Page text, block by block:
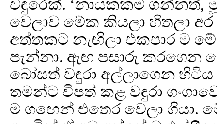
වඳුරෙක්. ‘නායකකම
වෙලාව මේක කියලා හිතලා
අත්තකට නැඟිලා එකපාර ම
පැන්නා. ඇඟ පසාරු කරගෙන
බෝසත් වඳුරා අල්ලාගෙන හිටිය
තමන්ට විපත් කළ වඳුරා
ම ගඟෙන් එතෙර වෙලා ගියා.